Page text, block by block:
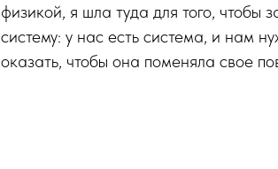
физикой, я шла туда для того, чтобы
систему: у нас есть система, и нам
оказать, чтобы она поменяла свое